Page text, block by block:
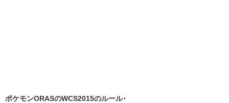
ポケモンORASのWCS2015のルール･